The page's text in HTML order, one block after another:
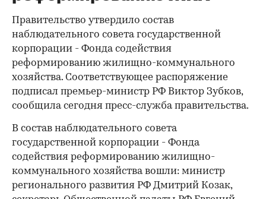
Правительство утвердило состав
наблюдательного совета государственной
корпорации - Фонда содействия
реформированию жилищно-коммунального
хозяйства. Соответствующее распоряжение
подписал премьер-министр РФ Виктор Зубков,
сообщила сегодня пресс-служба правительства.
В состав наблюдательного совета
государственной корпорации - Фонда
содействия реформированию жилищно-
коммунального хозяйства вошли: министр
регионального развития РФ Дмитрий Козак,